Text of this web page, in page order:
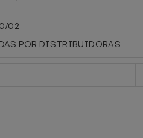
02
POR DISTRIBUIDORAS